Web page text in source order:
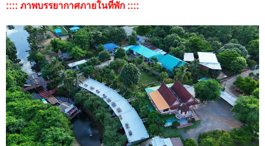
:::: ภาพบรรยากาศภายในที่พัก ::::